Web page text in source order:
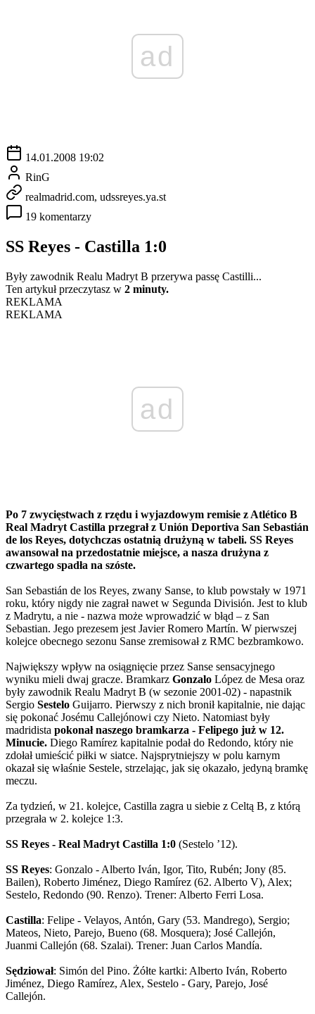
ad
14.01.2008 19:02
RinG
realmadrid.com, udssreyes.ya.st
19 komentarzy
SS Reyes - Castilla 1:0
Były zawodnik Realu Madryt B przerywa passę Castilli...
Ten artykuł przeczytasz w 2 minuty.
REKLAMA
REKLAMA
ad
Po 7 zwycięstwach z rzędu i wyjazdowym remisie z Atlético B
Real Madryt Castilla przegrał z Unión Deportiva San Sebastián
de los Reyes, dotychczas ostatnią drużyną w tabeli. SS Reyes
awansował na przedostatnie miejsce, a nasza drużyna z
czwartego spadła na szóste.
San Sebastián de los Reyes, zwany Sanse, to klub powstały w 1971
roku, który nigdy nie zagrał nawet w Segunda División. Jest to klub
z Madrytu, a nie - nazwa może wprowadzić w błąd – z San
Sebastian. Jego prezesem jest Javier Romero Martín. W pierwszej
kolejce obecnego sezonu Sanse zremisował z RMC bezbramkowo.
Największy wpływ na osiągnięcie przez Sanse sensacyjnego
wyniku mieli dwaj gracze. Bramkarz Gonzalo López de Mesa oraz
były zawodnik Realu Madryt B (w sezonie 2001-02) - napastnik
Sergio Sestelo Guijarro. Pierwszy z nich bronił kapitalnie, nie dając
się pokonać Josému Callejónowi czy Nieto. Natomiast były
madridista pokonał naszego bramkarza - Felipego już w 12.
Minucie. Diego Ramírez kapitalnie podał do Redondo, który nie
zdołał umieścić piłki w siatce. Najsprytniejszy w polu karnym
okazał się właśnie Sestele, strzelając, jak się okazało, jedyną bramkę
meczu.
Za tydzień, w 21. kolejce, Castilla zagra u siebie z Celtą B, z którą
przegrała w 2. kolejce 1:3.
SS Reyes - Real Madryt Castilla 1:0 (Sestelo ’12).
SS Reyes: Gonzalo - Alberto Iván, Igor, Tito, Rubén; Jony (85.
Bailen), Roberto Jiménez, Diego Ramírez (62. Alberto V), Alex;
Sestelo, Redondo (90. Renzo). Trener: Alberto Ferri Losa.
Castilla: Felipe - Velayos, Antón, Gary (53. Mandrego), Sergio;
Mateos, Nieto, Parejo, Bueno (68. Mosquera); José Callejón,
Juanmi Callejón (68. Szalai). Trener: Juan Carlos Mandía.
Sędziował: Simón del Pino. Żółte kartki: Alberto Iván, Roberto
Jiménez, Diego Ramírez, Alex, Sestelo - Gary, Parejo, José
Callejón.